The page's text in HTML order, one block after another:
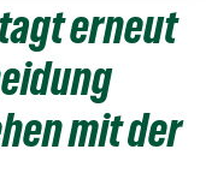
erneut
mit der